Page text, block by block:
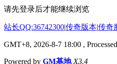
请先登录后才能继续浏览
站长QQ:36742300|传奇版本|传奇
GMT+8, 2026-8-7 18:00 ,
Powered by GM基地 X3.4